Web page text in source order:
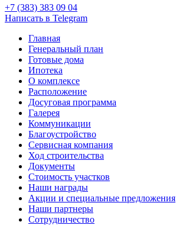
+7 (383) 383 09 04
Написать в Telegram
Главная
Генеральный план
Готовые дома
Ипотека
О комплексе
Расположение
Досуговая программа
Галерея
Коммуникации
Благоустройство
Сервисная компания
Ход строительства
Документы
Стоимость участков
Наши награды
Акции и специальные предложения
Наши партнеры
Сотрудничество